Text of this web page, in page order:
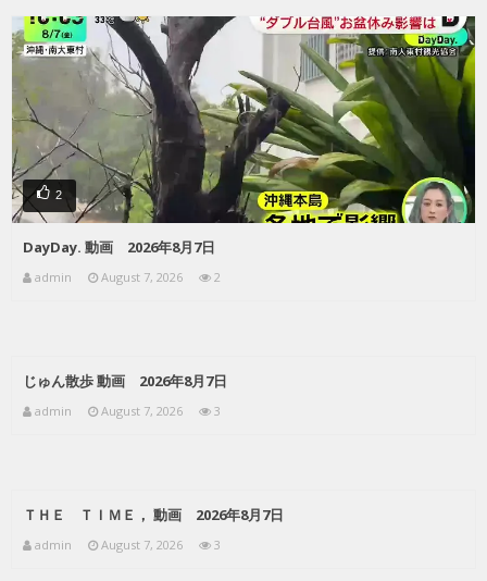
2
DayDay. 動画 2026年8月7日
admin August 7, 2026 2
じゅん散歩 動画 2026年8月7日
admin August 7, 2026 3
ＴＨＥ ＴＩＭＥ， 動画 2026年8月7日
admin August 7, 2026 3